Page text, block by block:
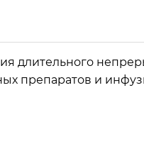
длительного
препаратов и